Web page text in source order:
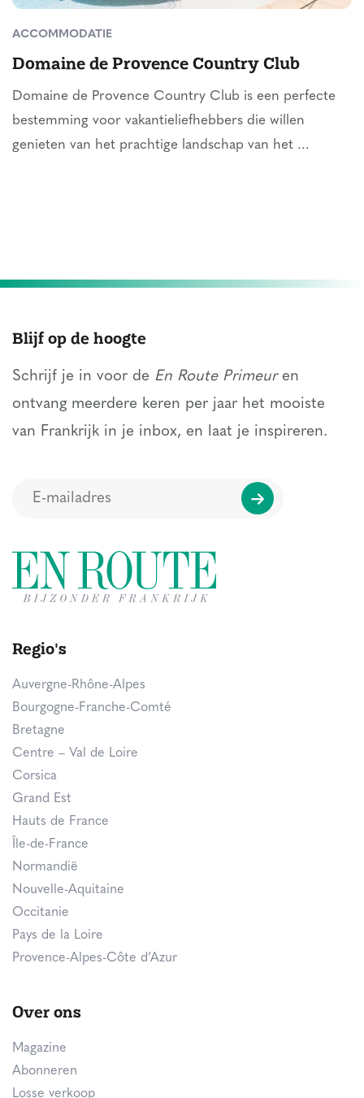
ACCOMMODATIE
Domaine de Provence Country Club
Domaine de Provence Country Club is een perfecte
bestemming voor vakantieliefhebbers die willen
genieten van het prachtige landschap van het ...
Blijf op de hoogte
Schrijf je in voor de En Route Primeuren
ontvang meerdere keren per jaar het mooiste
van Frankrijk in je inbox, en laat je inspireren.
Regio's
Auvergne-Rhône-Alpes
Bourgogne-Franche-Comté
Bretagne
Centre – Val de Loire
Corsica
Grand Est
Hauts de France
Île-de-France
Normandië
Nouvelle-Aquitaine
Occitanie
Pays de la Loire
Provence-Alpes-Côte d’Azur
Over ons
Magazine
Abonneren
Losse verkoop